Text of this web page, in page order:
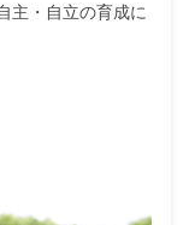
主・自立の育成に